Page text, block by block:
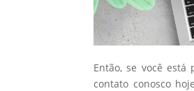
Então, se você
contato conosco